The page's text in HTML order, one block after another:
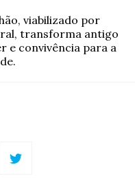
viabilizado por
transforma antigo
e convivência para a